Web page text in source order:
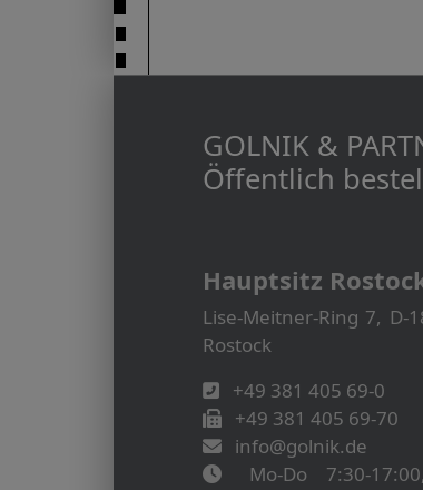
GOLNIK &
Öffentlich
Hauptsitz
Lise-Meitner-Ring 7, D-
Rostock
+49 381 405 69-0
+49 381 405 69-70
info@golnik.de
Mo-Do 7:30-